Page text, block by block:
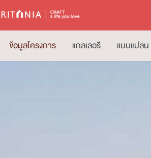
ข้อมูลโครงการ แกลเลอรี แบบแปลน